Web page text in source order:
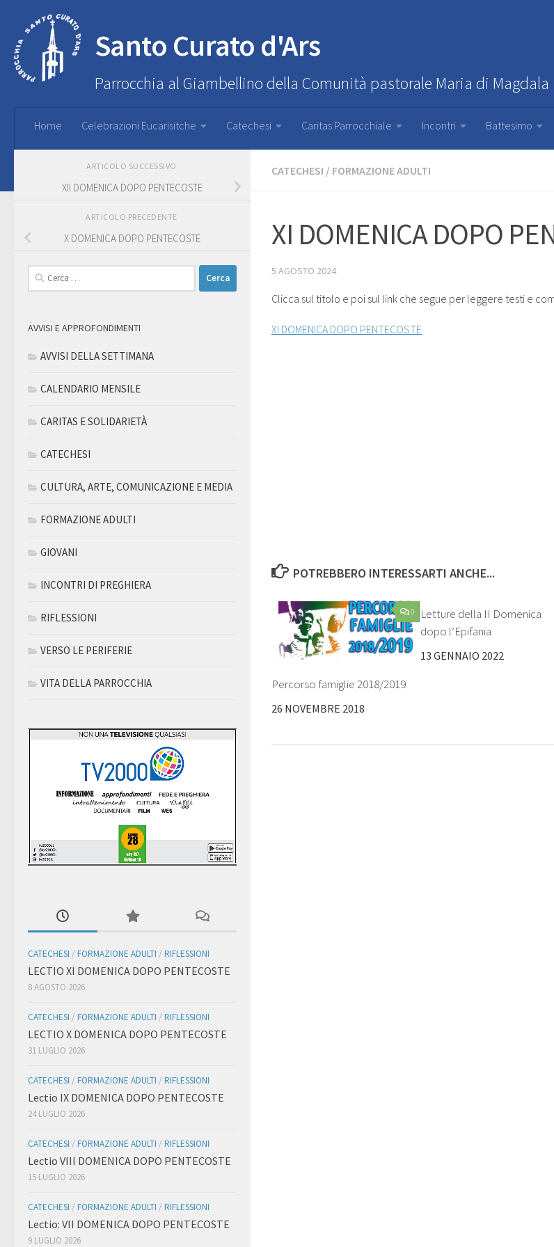
Santo Curato d'Ars
Parrocchia al Giambellino della Comunità pastorale Maria di Magdala
Home Celebrazioni Eucarisitche Catechesi Caritas Parrocchiale Incontri Battesimo
CATECHESI / FORMAZIONE ADULTI
XI DOMENICA DOPO
5 AGOSTO 2024
Clicca sul titolo e poi sul link che segue per leggere testi e
XI DOMENICA DOPO PENTECOSTE
POTREBBERO INTERESSARTI ANCHE...
0
Percorso famiglie 2018/2019
26 NOVEMBRE 2018
Letture della II Domenica
dopo l’Epifania
13 GENNAIO 2022
ARTICOLO SUCCESSIVO
XII DOMENICA DOPO PENTECOSTE
ARTICOLO PRECEDENTE
X DOMENICA DOPO PENTECOSTE
Ricerca
per:
AVVISI E APPROFONDIMENTI
AVVISI DELLA SETTIMANA
CALENDARIO MENSILE
CARITAS E SOLIDARIETÀ
CATECHESI
CULTURA, ARTE, COMUNICAZIONE E MEDIA
FORMAZIONE ADULTI
GIOVANI
INCONTRI DI PREGHIERA
RIFLESSIONI
VERSO LE PERIFERIE
VITA DELLA PARROCCHIA
CATECHESI / FORMAZIONE ADULTI / RIFLESSIONI
LECTIO XI DOMENICA DOPO PENTECOSTE
8 AGOSTO 2026
CATECHESI / FORMAZIONE ADULTI / RIFLESSIONI
LECTIO X DOMENICA DOPO PENTECOSTE
31 LUGLIO 2026
CATECHESI / FORMAZIONE ADULTI / RIFLESSIONI
Lectio IX DOMENICA DOPO PENTECOSTE
24 LUGLIO 2026
CATECHESI / FORMAZIONE ADULTI / RIFLESSIONI
Lectio VIII DOMENICA DOPO PENTECOSTE
15 LUGLIO 2026
CATECHESI / FORMAZIONE ADULTI / RIFLESSIONI
Lectio: VII DOMENICA DOPO PENTECOSTE
9 LUGLIO 2026